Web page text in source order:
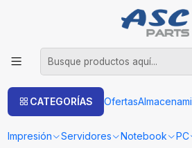
CATEGORÍAS Ofertas
Impresión Servidores Notebook PC